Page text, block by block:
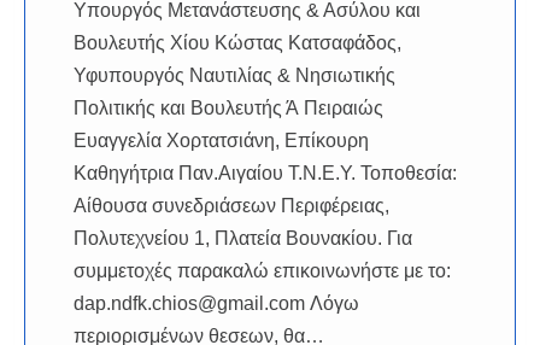
Υπουργός Μετανάστευσης & Ασύλου και
Βουλευτής Χίου Κώστας Κατσαφάδος,
Υφυπουργός Ναυτιλίας & Νησιωτικής
Πολιτικής και Βουλευτής Ά Πειραιώς
Ευαγγελία Χορτατσιάνη, Επίκουρη
Καθηγήτρια Παν.Αιγαίου Τ.Ν.Ε.Υ. Τοποθεσία:
Αίθουσα συνεδριάσεων Περιφέρειας,
Πολυτεχνείου 1, Πλατεία Βουνακίου. Για
συμμετοχές παρακαλώ επικοινωνήστε με το:
dap.ndfk.chios@gmail.com Λόγω
περιορισμένων θεσεων, θα…